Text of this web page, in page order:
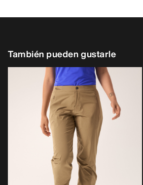
También pueden gustarle